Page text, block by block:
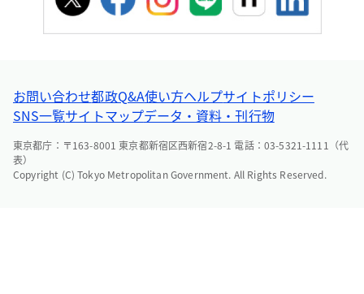
お問い合わせ都政Q&A使い方ヘルプサイトポリシー
SNS一覧サイトマップデータ・資料・刊行物
東京都庁：〒163-8001 東京都新宿区西新宿2-8-1 電話：03-5321-1111（代
表）
Copyright (C) Tokyo Metropolitan Government. All Rights Reserved.